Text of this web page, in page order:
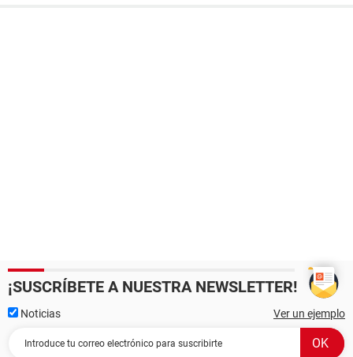
¡SUSCRÍBETE A NUESTRA NEWSLETTER!
Noticias Ver un ejemplo